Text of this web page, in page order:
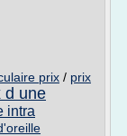
prix / prix
d une
intra